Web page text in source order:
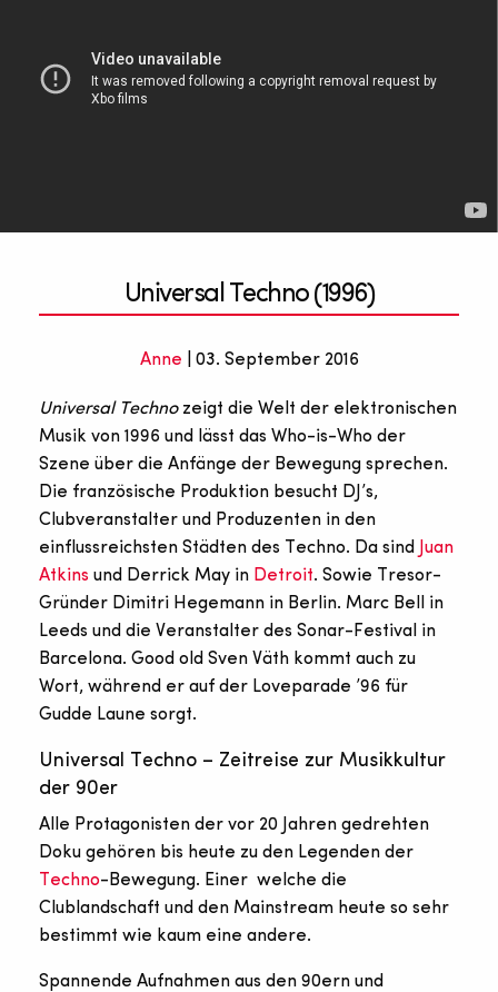
Universal Techno (1996)
Anne | 03. September 2016
Universal Techno zeigt die Welt der elektronischen
Musik von 1996 und lässt das Who-is-Who der
Szene über die Anfänge der Bewegung sprechen.
Die französische Produktion besucht DJ’s,
Clubveranstalter und Produzenten in den
einflussreichsten Städten des Techno. Da sind
Juan
Atkins und Derrick May in Detroit. Sowie Tresor-
Gründer Dimitri Hegemann in Berlin. Marc Bell in
Leeds und die Veranstalter des Sonar-Festival in
Barcelona. Good old Sven Väth kommt auch zu
Wort, während er auf der Loveparade ’96 für
Gudde Laune sorgt.
Universal Techno – Zeitreise zur Musikkultur
der 90er
Alle Protagonisten der vor 20 Jahren gedrehten
Doku gehören bis heute zu den Legenden der
Techno-Bewegung. Einer welche die
Clublandschaft und den Mainstream heute so sehr
bestimmt wie kaum eine andere.
Spannende Aufnahmen aus den 90ern und